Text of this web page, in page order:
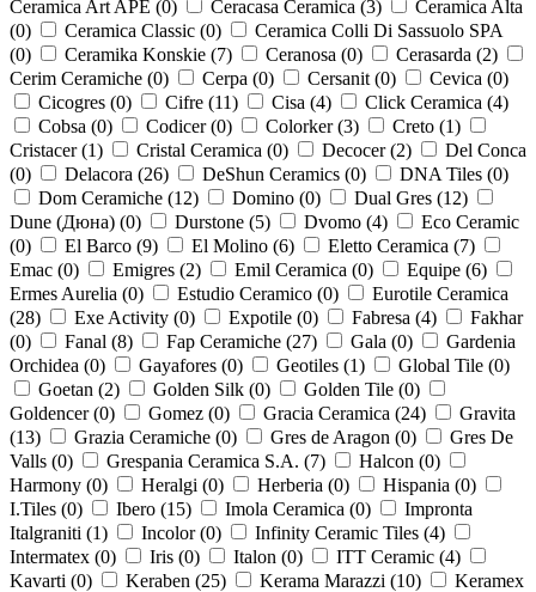
Ceramica Art APE (0) Ceracasa Ceramica (3)
Ceramica Alta
(0) Ceramica Classic (0)
Ceramica Colli Di Sassuolo SPA
(0) Ceramika Konskie (7) Ceranosa (0) Cerasarda (2)
Cerim Ceramiche (0) Cerpa (0) Cersanit (0) Cevica (0)
Cicogres (0) Cifre (11) Cisa (4) Click Ceramica (4)
Cobsa (0) Codicer (0) Colorker (3) Creto (1)
Cristacer (1) Cristal Ceramica (0) Decocer (2)
Del Conca
(0) Delacora (26) DeShun Ceramics (0) DNA Tiles (0)
Dom Ceramiche (12) Domino (0) Dual Gres (12)
Dune (Дюна) (0) Durstone (5) Dvomo (4)
Eco Ceramic
(0) El Barco (9) El Molino (6) Eletto Ceramica (7)
Emac (0) Emigres (2) Emil Ceramica (0) Equipe (6)
Ermes Aurelia (0) Estudio Ceramico (0)
Eurotile Ceramica
(28) Exe Activity (0) Expotile (0) Fabresa (4)
Fakhar
(0) Fanal (8) Fap Ceramiche (27) Gala (0)
Gardenia
Orchidea (0) Gayafores (0) Geotiles (1) Global Tile (0)
Goetan (2) Golden Silk (0) Golden Tile (0)
Goldencer (0) Gomez (0) Gracia Ceramica (24)
Gravita
(13) Grazia Ceramiche (0) Gres de Aragon (0)
Gres De
Valls (0) Grespania Ceramica S.A. (7) Halcon (0)
Harmony (0) Heralgi (0) Herberia (0) Hispania (0)
I.Tiles (0) Ibero (15) Imola Ceramica (0)
Impronta
Italgraniti (1) Incolor (0) Infinity Ceramic Tiles (4)
Intermatex (0) Iris (0) Italon (0) ITT Ceramic (4)
Kavarti (0) Keraben (25) Kerama Marazzi (10)
Keramex